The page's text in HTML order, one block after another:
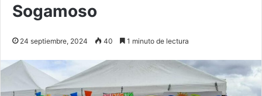
Sogamoso
24 septiembre, 2024 40 1 minuto de lectura